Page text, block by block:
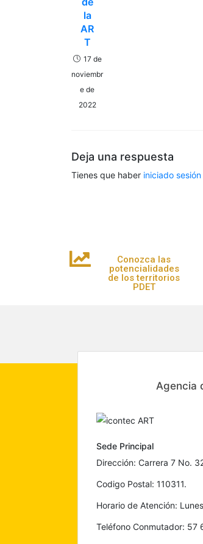
la
AR
T
17 de
noviembr
e de
2022
Deja una respuesta
Tienes que haber iniciado sesión
Conozca las
potencialidades
de los territorios
PDET
Agencia
Sede Principal
Dirección: Carrera 7 No.
Codigo Postal: 110311.
Horario de Atención:
Teléfono Conmutador: 57